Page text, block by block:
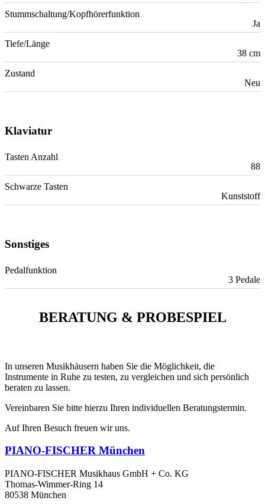
Stummschaltung/Kopfhörerfunktion
Ja
Tiefe/Länge
38 cm
Zustand
Neu
Klaviatur
Tasten Anzahl
88
Schwarze Tasten
Kunststoff
Sonstiges
Pedalfunktion
3 Pedale
BERATUNG & PROBESPIEL
In unseren Musikhäusern haben Sie die Möglichkeit, die
Instrumente in Ruhe zu testen, zu vergleichen und sich persönlich
beraten zu lassen.
Vereinbaren Sie bitte hierzu Ihren individuellen Beratungstermin.
Auf Ihren Besuch freuen wir uns.
PIANO-FISCHER München
PIANO-FISCHER Musikhaus GmbH + Co. KG
Thomas-Wimmer-Ring 14
80538 München